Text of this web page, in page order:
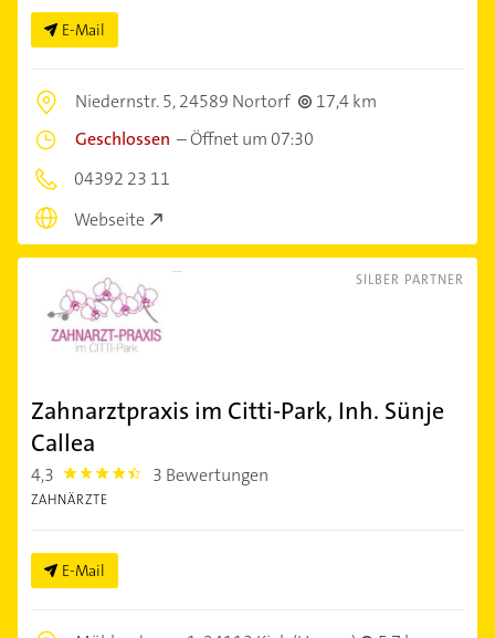
E-Mail
Niedernstr. 5,24589 Nortorf
17,4 km
Geschlossen –Öffnet um 07:30
04392 23 11
Webseite
SILBER PARTNER
Zahnarztpraxis im Citti-Park, Inh. Sünje
Callea
4,3 4.3 3 Bewertungen
ZAHNÄRZTE
E-Mail